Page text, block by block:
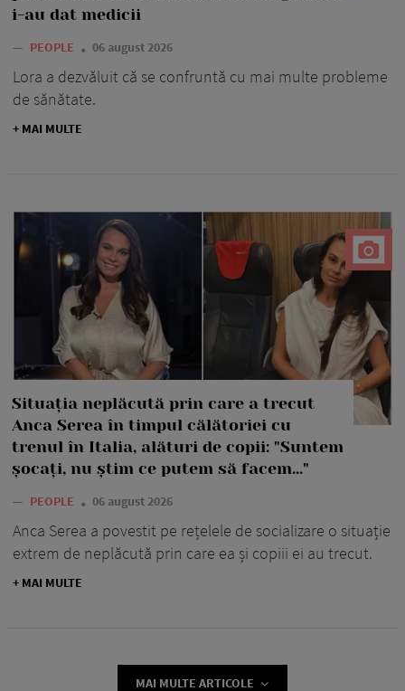
i-au dat medicii
— PEOPLE 06 august 2026
Lora a dezvăluit că se confruntă cu mai multe probleme
de sănătate.
+ MAI MULTE
Situația neplăcută prin care a trecut
Anca Serea în timpul călătoriei cu
trenul în Italia, alături de copii: "Suntem
șocați, nu știm ce putem să facem..."
— PEOPLE 06 august 2026
Anca Serea a povestit pe rețelele de socializare o situație
extrem de neplăcută prin care ea și copiii ei au trecut.
+ MAI MULTE
MAI MULTE ARTICOLE